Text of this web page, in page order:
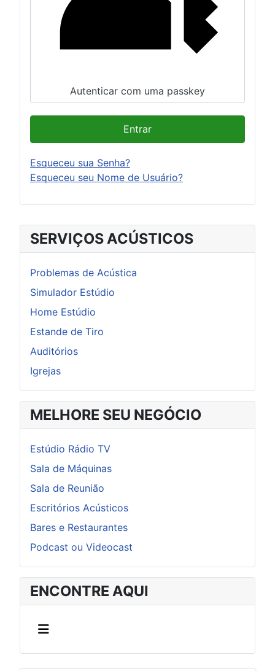
SERVIÇOS ACÚSTICOS
Problemas de Acústica
Simulador Estúdio
Home Estúdio
Estande de Tiro
Auditórios
Igrejas
MELHORE SEU NEGÓCIO
Estúdio Rádio TV
Sala de Máquinas
Sala de Reunião
Escritórios Acústicos
Bares e Restaurantes
Podcast ou Videocast
ENCONTRE AQUI
Autenticar com uma passkey
Entrar
Esqueceu sua Senha?
Esqueceu seu Nome de Usuário?